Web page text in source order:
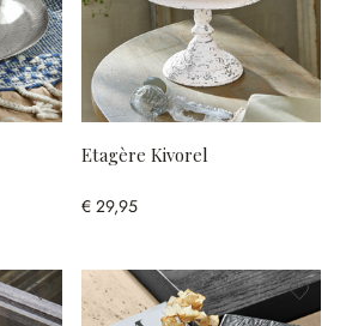
Etagère Kivorel
€ 29,95